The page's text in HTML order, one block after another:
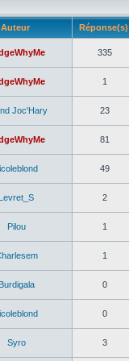
Auteur Réponse(s)
335
1
Joc'Hary 23
81
49
Levret_S 2
Pilou 1
1
Burdigala 0
0
Syro 3